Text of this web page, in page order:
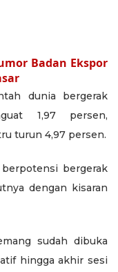
Badan Ekspor
dunia bergerak
1,97 persen,
turun 4,97 persen.
bergerak
dengan kisaran
sudah dibuka
hingga akhir sesi